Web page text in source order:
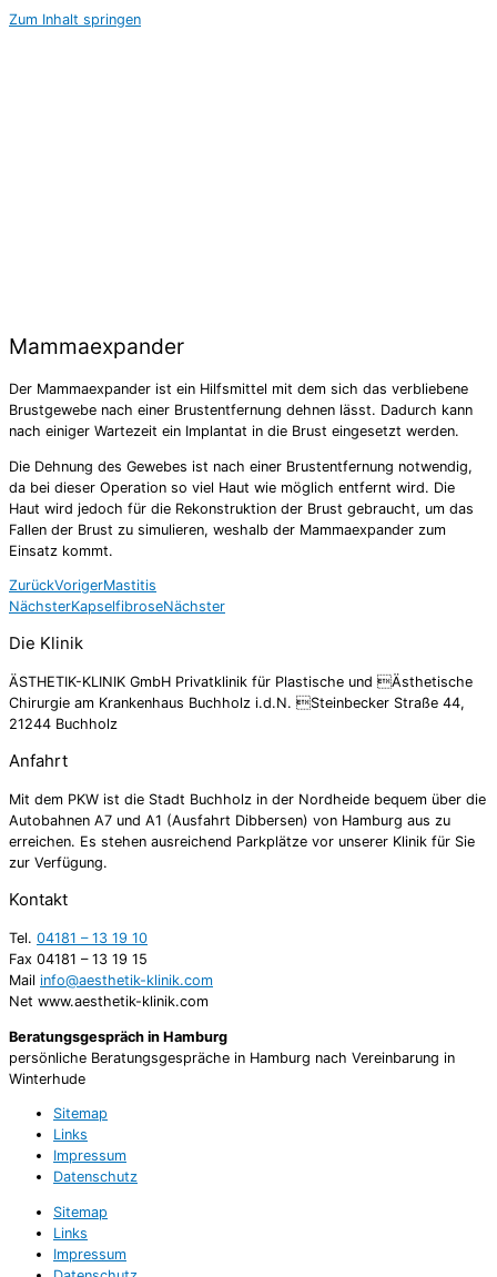
Zum Inhalt springen
Mammaexpander
Der Mammaexpander ist ein Hilfsmittel mit dem sich das verbliebene
Brustgewebe nach einer Brustentfernung dehnen lässt. Dadurch kann
nach einiger Wartezeit ein Implantat in die Brust eingesetzt werden.
Die Dehnung des Gewebes ist nach einer Brustentfernung notwendig,
da bei dieser Operation so viel Haut wie möglich entfernt wird. Die
Haut wird jedoch für die Rekonstruktion der Brust gebraucht, um das
Fallen der Brust zu simulieren, weshalb der Mammaexpander zum
Einsatz kommt.
ZurückVorigerMastitis
NächsterKapselfibroseNächster
Die Klinik
ÄSTHETIK-KLINIK GmbH Privatklinik für Plastische und Ästhetische
Chirurgie am Krankenhaus Buchholz i.d.N. Steinbecker Straße 44,
21244 Buchholz
Anfahrt
Mit dem PKW ist die Stadt Buchholz in der Nordheide bequem über die
Autobahnen A7 und A1 (Ausfahrt Dibbersen) von Hamburg aus zu
erreichen. Es stehen ausreichend Parkplätze vor unserer Klinik für Sie
zur Verfügung.
Kontakt
Tel. 04181 – 13 19 10
Fax 04181 – 13 19 15
Mail info@aesthetik-klinik.com
Net www.aesthetik-klinik.com
Beratungsgespräch in Hamburg
persönliche Beratungsgespräche in Hamburg nach Vereinbarung in
Winterhude
Sitemap
Links
Impressum
Datenschutz
Sitemap
Links
Impressum